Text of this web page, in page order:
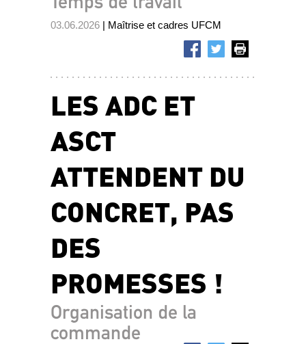
03.06.2026 | Maîtrise et cadres UFCM
LES ADC ET
ASCT
ATTENDENT DU
CONCRET, PAS
DES
PROMESSES !
Organisation de la
commande